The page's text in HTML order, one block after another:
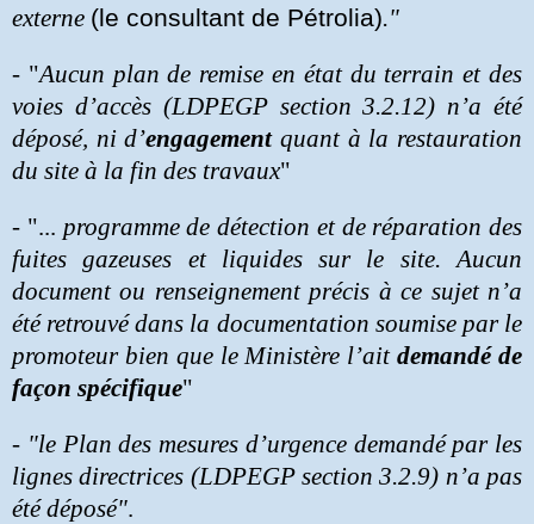
externe (le consultant de Pétrolia)."
- "Aucun plan de remise en état du terrain et des
voies d’accès (LDPEGP section 3.2.12) n’a été
déposé, ni d’engagementquant à la restauration
du site à la fin des travaux"
- "... programme de détection et de réparation des
fuites gazeuses et liquides sur le site. Aucun
document ou renseignement précis à ce sujet n’a
été retrouvé dans la documentation soumise par le
promoteur bien que le Ministère l’aitdemandé de
façon spécifique"
- "le Plan des mesures d’urgence demandé par les
lignes directrices (LDPEGP section 3.2.9) n’a pas
été déposé".